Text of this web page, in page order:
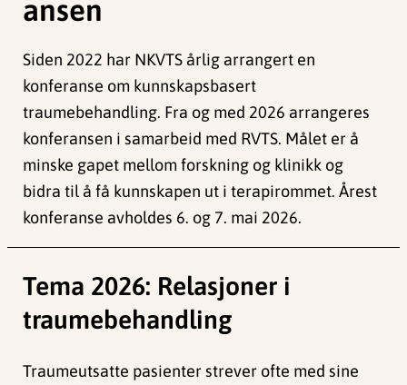
ansen
Siden 2022 har NKVTS årlig arrangert en
konferanse om kunnskapsbasert
traumebehandling. Fra og med 2026 arrangeres
konferansen i samarbeid med RVTS. Målet er å
minske gapet mellom forskning og klinikk og
bidra til å få kunnskapen ut i terapirommet. Årest
konferanse avholdes 6. og 7. mai 2026.
Tema 2026: Relasjoner i
traumebehandling
Traumeutsatte pasienter strever ofte med sine